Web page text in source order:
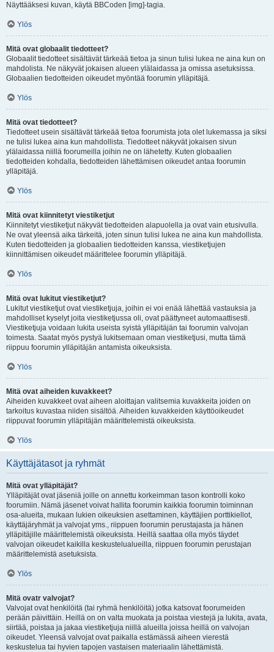
Näyttääksesi kuvan, käytä BBCoden [img]-tagia.
Ylös
Mitä ovat globaalit tiedotteet?
Globaalit tiedotteet sisältävät tärkeää tietoa ja sinun tulisi lukea ne aina kun on
mahdolista. Ne näkyvät jokaisen alueen ylälaidassa ja omissa asetuksissa.
Globaalien tiedotteiden oikeudet myöntää foorumin ylläpitäjä.
Ylös
Mitä ovat tiedotteet?
Tiedotteet usein sisältävät tärkeää tietoa foorumista jota olet lukemassa ja siksi
ne tulisi lukea aina kun mahdollista. Tiedotteet näkyvät jokaisen sivun
ylälaidassa niillä foorumeilla joihin ne on lähetetty. Kuten globaalien
tiedotteiden kohdalla, tiedotteiden lähettämisen oikeudet antaa foorumin
ylläpitäjä.
Ylös
Mitä ovat kiinnitetyt viestiketjut
Kiinnitetyt viestiketjut näkyvät tiedotteiden alapuolella ja ovat vain etusivulla.
Ne ovat yleensä aika tärkeitä, joten sinun tulisi lukea ne aina kun mahdollista.
Kuten tiedotteiden ja globaalien tiedotteiden kanssa, viestiketjujen
kiinnittämisen oikeudet määrittelee foorumin ylläpitäjä.
Ylös
Mitä ovat lukitut viestiketjut?
Lukitut viestiketjut ovat viestiketjuja, joihin ei voi enää lähettää vastauksia ja
mahdolliset kyselyt joita viestiketjussa oli, ovat päättyneet automaattisesti.
Viestiketjuja voidaan lukita useista syistä ylläpitäjän tai foorumin valvojan
toimesta. Saatat myös pystyä lukitsemaan oman viestiketjusi, mutta tämä
riippuu foorumin ylläpitäjän antamista oikeuksista.
Ylös
Mitä ovat aiheiden kuvakkeet?
Aiheiden kuvakkeet ovat aiheen aloittajan valitsemia kuvakkeita joiden on
tarkoitus kuvastaa niiden sisältöä. Aiheiden kuvakkeiden käyttöoikeudet
riippuvat foorumin ylläpitäjän määrittelemistä oikeuksista.
Ylös
Käyttäjätasot ja ryhmät
Mitä ovat ylläpitäjät?
Ylläpitäjät ovat jäseniä joille on annettu korkeimman tason kontrolli koko
foorumiin. Nämä jäsenet voivat hallita foorumin kaikkia foorumin toiminnan
osa-alueita, mukaan lukien oikeuksien asettaminen, käyttäjien porttikiellot,
käyttäjäryhmät ja valvojat yms., riippuen foorumin perustajasta ja hänen
ylläpitäjille määrittelemistä oikeuksista. Heillä saattaa olla myös täydet
valvojan oikeudet kaikilla keskustelualueilla, riippuen foorumin perustajan
määrittelemistä asetuksista.
Ylös
Mitä ovatr valvojat?
Valvojat ovat henkilöitä (tai ryhmä henkilöitä) jotka katsovat foorumeiden
perään päivittäin. Heillä on on valta muokata ja poistaa viestejä ja lukita, avata,
siirtää, poistaa ja jakaa viestiketjuja niillä alueilla joissa heillä on valvojan
oikeudet. Yleensä valvojat ovat paikalla estämässä aiheen vierestä
keskustelua tai hyvien tapojen vastaisen materiaalin lähettämistä.